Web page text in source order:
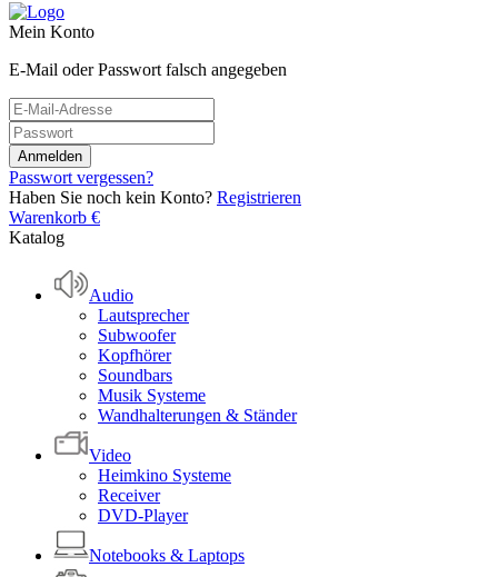
Mein Konto
E-Mail oder Passwort falsch angegeben
Passwort vergessen?
Haben Sie noch kein Konto? Registrieren
Warenkorb €
Katalog
Audio
Lautsprecher
Subwoofer
Kopfhörer
Soundbars
Musik Systeme
Wandhalterungen & Ständer
Video
Heimkino Systeme
Receiver
DVD-Player
Notebooks & Laptops